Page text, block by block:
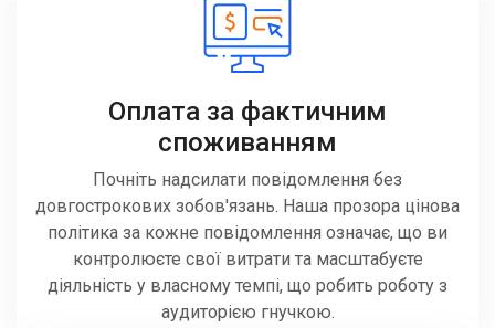
Оплата за фактичним
споживанням
Почніть надсилати повідомлення без
довгострокових зобов'язань. Наша прозора цінова
політика за кожне повідомлення означає, що ви
контролюєте свої витрати та масштабуєте
діяльність у власному темпі, що робить роботу з
аудиторією гнучкою.